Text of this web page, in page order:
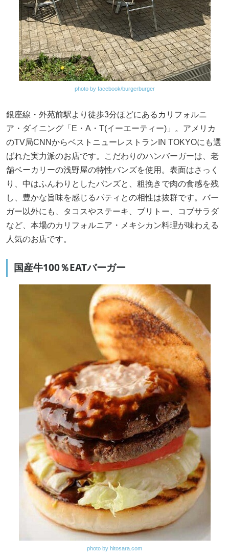
photo by facebook/burgerburger
銀座線・外苑前駅より徒歩3分ほどにあるカリフォルニ
ア・ダイニング「E・A・T(イーエーティー)」。アメリカ
のTV局CNNからベストニューレストランIN TOKYOにも選
ばれた実力派のお店です。こだわりのハンバーガーは、老
舗ベーカリーの浅野屋の特性バンズを使用。表面はさっく
り、中はふんわりとしたバンズと、粗挽きで肉の食感を残
し、豊かな旨味を感じるパティとの相性は抜群です。バー
ガー以外にも、タコスやステーキ、ブリトー、コブサラダ
など、本場のカリフォルニア・メキシカン料理が味わえる
人気のお店です。
国産牛100％EATバーガー
photo by hitosara.com